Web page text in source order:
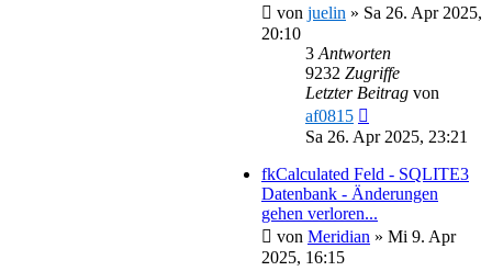
von juelin » Sa 26. Apr 2025,
20:10
3 Antworten
9232 Zugriffe
Letzter Beitrag von
af0815
Sa 26. Apr 2025, 23:21
fkCalculated Feld - SQLITE3
Datenbank - Änderungen
gehen verloren...
von Meridian » Mi 9. Apr
2025, 16:15